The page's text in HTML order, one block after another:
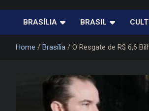
BRASÍLIA BRASIL
Home Brasília O Resgate de R$ 6,6